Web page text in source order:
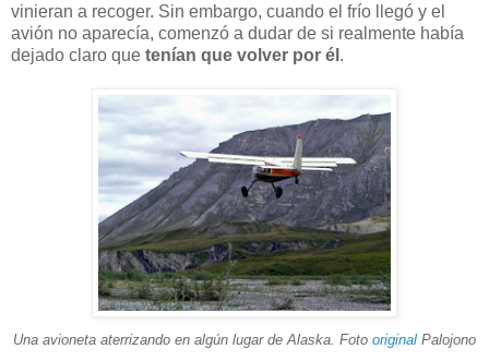
vinieran a recoger. Sin embargo, cuando el frío llegó y el
avión no aparecía, comenzó a dudar de si realmente había
dejado claro que tenían que volver por él .
Una avioneta aterrizando en algún lugar de Alaska. Foto original Palojono